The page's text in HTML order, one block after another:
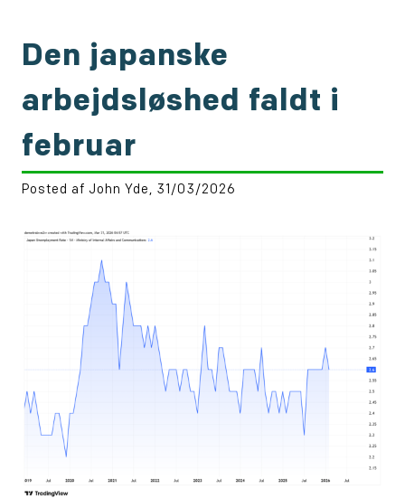
Den japanske
arbejdsløshed faldt i
februar
Posted af John Yde, 31/03/2026